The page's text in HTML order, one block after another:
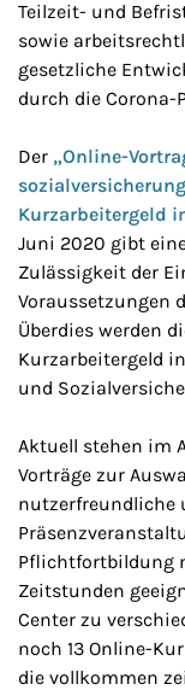
Teilzeit- und
sowie
gesetzliche
durch die
Der „Online-
Kurzarbeitergeld
Juni 2020 gibt
Zulässigkeit der
Voraussetzungen
Überdies werden
Kurzarbeitergeld
und
Aktuell stehen im
Vorträge zur
nutzerfreundliche
Pflichtfortbildung
Zeitstunden
Center zu
noch 13 Online-
die vollkommen